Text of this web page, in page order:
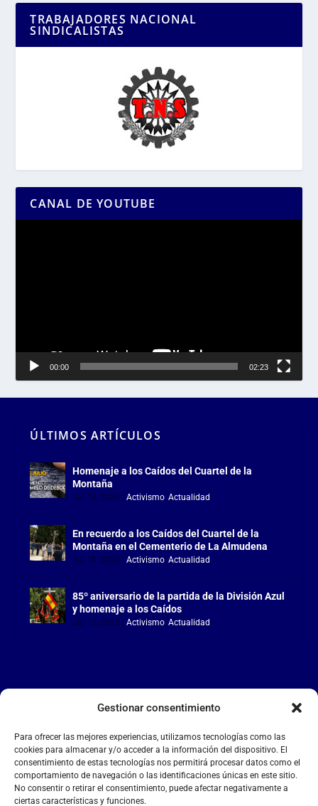
Gestionar consentimiento
Para ofrecer las mejores experiencias, utilizamos tecnologías como las
cookies para almacenar y/o acceder a la información del dispositivo. El
consentimiento de estas tecnologías nos permitirá procesar datos como el
comportamiento de navegación o las identificaciones únicas en este sitio.
No consentir o retirar el consentimiento, puede afectar negativamente a
ciertas características y funciones.
TRABAJADORES NACIONAL
SINDICALISTAS
CANAL DE YOUTUBE
00:00 02:23
ÚLTIMOS ARTÍCULOS
Homenaje a los Caídos del Cuartel de la
Montaña
Jul 18, 2026 |Activismo,Actualidad
En recuerdo a los Caídos del Cuartel de la
Montaña en el Cementerio de La Almudena
Jul 18, 2026 |Activismo,Actualidad
85º aniversario de la partida de la División Azul
y homenaje a los Caídos
Jul 15, 2026 |Activismo,Actualidad
LA FALANGE
Reproductor
de
vídeo